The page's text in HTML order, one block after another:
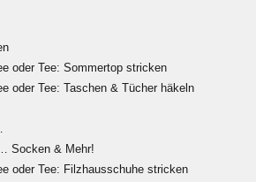
oder Tee: Sommertop stricken
oder Tee: Taschen & Tücher häkeln
Socken & Mehr!
oder Tee: Filzhausschuhe stricken